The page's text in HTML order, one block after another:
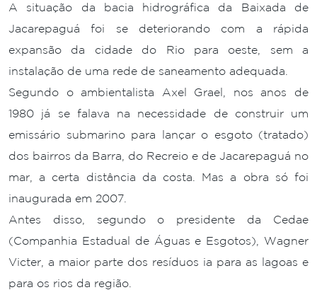
A situação da bacia hidrográfica da Baixada de
Jacarepaguá foi se deteriorando com a rápida
expansão da cidade do Rio para oeste, sem a
instalação de uma rede de saneamento adequada.
Segundo o ambientalista Axel Grael, nos anos de
1980 já se falava na necessidade de construir um
emissário submarino para lançar o esgoto (tratado)
dos bairros da Barra, do Recreio e de Jacarepaguá no
mar, a certa distância da costa. Mas a obra só foi
inaugurada em 2007.
Antes disso, segundo o presidente da Cedae
(Companhia Estadual de Águas e Esgotos), Wagner
Victer, a maior parte dos resíduos ia para as lagoas e
para os rios da região.